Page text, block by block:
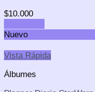
$10.000
Nuevo
Vista Rápida
Álbumes